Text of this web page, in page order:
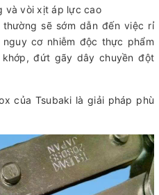
và vòi xịt áp lực cao
sẽ sớm dẫn đến việc rỉ
cơ nhiễm độc thực phẩm
đứt gãy dây chuyền đột
của Tsubaki là giải pháp phù